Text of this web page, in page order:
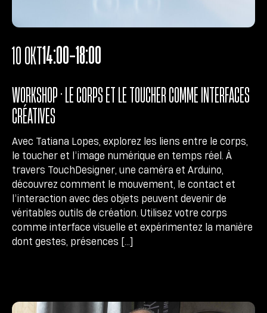
WORKSHOP • LE CORPS ET LE TOUCHER COMME INTERFACES
CRÉATIVES
Avec Tatiana Lopes, explorez les liens entre le corps,
le toucher et l’image numérique en temps réel. À
travers TouchDesigner, une caméra et Arduino,
découvrez comment le mouvement, le contact et
l’interaction avec des objets peuvent devenir de
véritables outils de création. Utilisez votre corps
comme interface visuelle et expérimentez la manière
dont gestes, présences […]
10 OKT14:00-18:00